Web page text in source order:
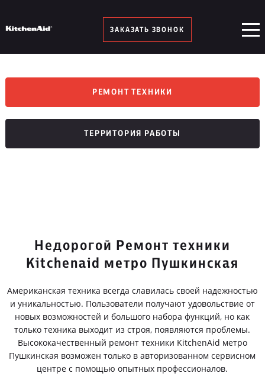
ЗАКАЗАТЬ ЗВОНОК
РЕМОНТ ТЕХНИКИ
ТЕРРИТОРИЯ РАБОТЫ
Недорогой Ремонт техники
Kitchenaid метро Пушкинская
Американская техника всегда славилась своей надежностью
и уникальностью. Пользователи получают удовольствие от
новых возможностей и большого набора функций, но как
только техника выходит из строя, появляются проблемы.
Высококачественный ремонт техники KitchenAid метро
Пушкинская возможен только в авторизованном сервисном
центре с помощью опытных профессионалов.